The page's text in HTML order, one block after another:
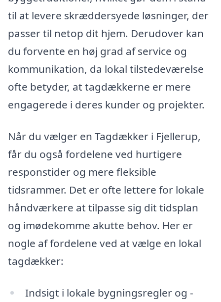
til at levere skræddersyede løsninger, der
passer til netop dit hjem. Derudover kan
du forvente en høj grad af service og
kommunikation, da lokal tilstedeværelse
ofte betyder, at tagdækkerne er mere
engagerede i deres kunder og projekter.
Når du vælger en Tagdækker i Fjellerup,
får du også fordelene ved hurtigere
responstider og mere fleksible
tidsrammer. Det er ofte lettere for lokale
håndværkere at tilpasse sig dit tidsplan
og imødekomme akutte behov. Her er
nogle af fordelene ved at vælge en lokal
tagdækker:
Indsigt i lokale bygningsregler og -